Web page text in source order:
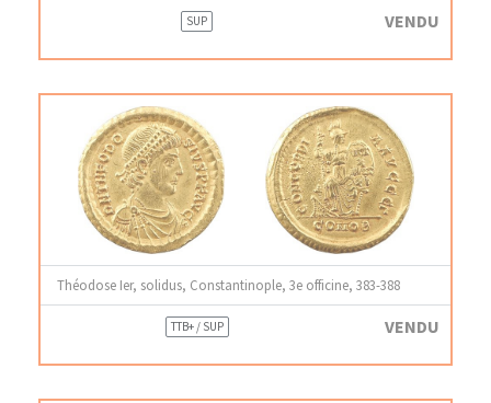
SUP VENDU
Théodose Ier, solidus, Constantinople, 3e officine, 383-388
TTB+ / SUP VENDU